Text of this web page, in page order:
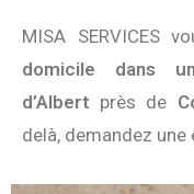
MISA SERVICES
domicile dans
d’Albert près de
delà, demandez